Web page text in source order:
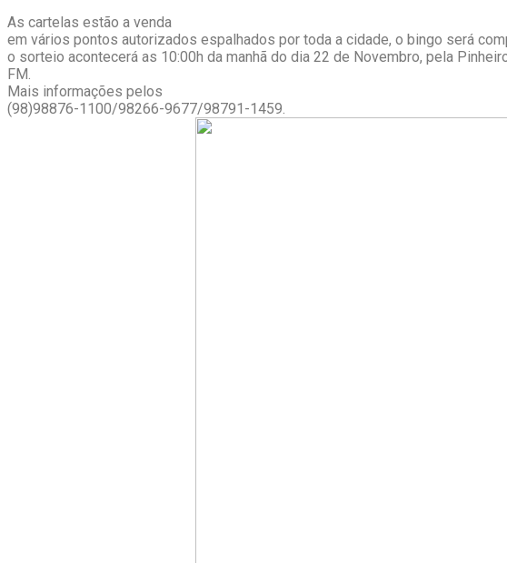
As cartelas estão a venda
em vários pontos autorizados espalhados por toda a cidade, o bingo será
o sorteio acontecerá as 10:00h da manhã do dia 22 de Novembro, pela
FM.
Mais informações pelos
(98)98876-1100/98266-9677/98791-1459.